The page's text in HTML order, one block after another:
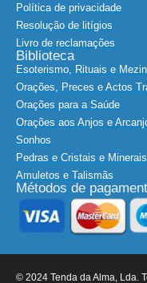
Política de privacidade
Resolução de litígios
Livro de reclamações
Biblioteca
Esoterismo, Rituais e
Orações, Preces e Actos
Orações para a Saúde
Orações aos Anjos e
Sonhos
Pedras e Cristais e Minerais
Amuletos e Talismãs
Métodos de
© 2024 Tenda da Alma, Lda.